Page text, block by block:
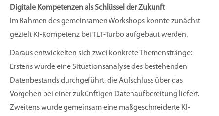
Digitale Kompetenzen als Schlüssel der Zukunft
Im Rahmen des gemeinsamen Workshops konnte zunächst
gezielt KI-Kompetenz bei TLT-Turbo aufgebaut werden.
Daraus entwickelten sich zwei konkrete Themenstränge:
Erstens wurde eine Situationsanalyse des bestehenden
Datenbestands durchgeführt, die Aufschluss über das
Vorgehen bei einer zukünftigen Datenaufbereitung liefert.
Zweitens wurde gemeinsam eine maßgeschneiderte KI-